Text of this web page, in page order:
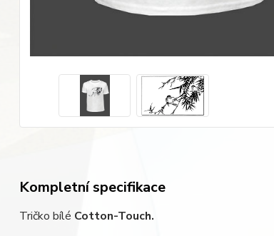
Kompletní specifikace
Tričko bílé Cotton-Touch.